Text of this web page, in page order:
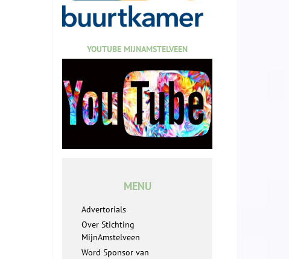
YOUTUBE MIJNAMSTELVEEN
MENU
Advertorials
Over Stichting
MijnAmstelveen
Word Sponsor van